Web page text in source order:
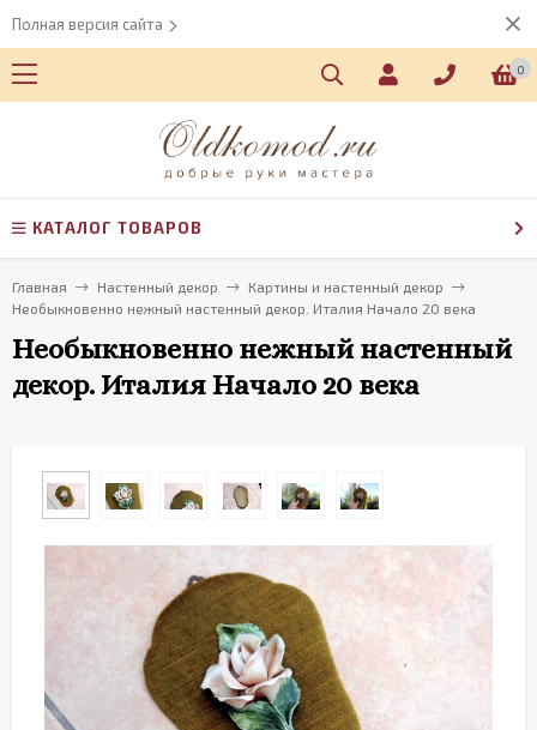
Полная версия сайта
0
КАТАЛОГ ТОВАРОВ
Главная Настенный декор
Картины и настенный декор
Необыкновенно нежный настенный декор. Италия Начало 20 века
Необыкновенно нежный настенный
декор. Италия Начало 20 века